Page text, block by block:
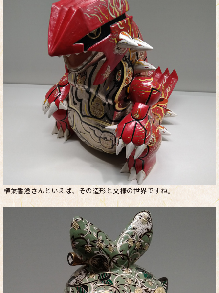
植葉香澄さんといえば、その造形と文様の世界ですね。